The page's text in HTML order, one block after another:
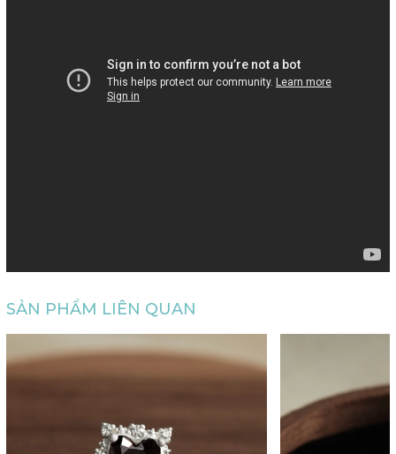
SẢN PHẨM LIÊN QUAN